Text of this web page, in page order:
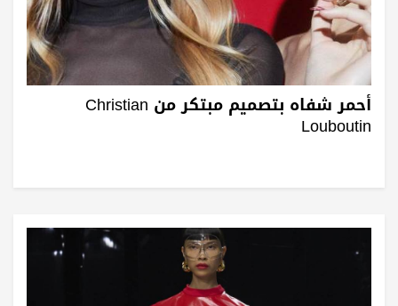
أحمر شفاه بتصميم مبتكر من Christian
Louboutin